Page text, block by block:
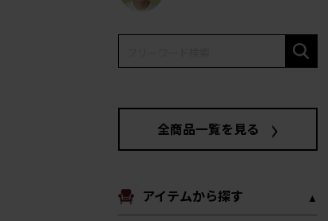
全商品一覧を見る
アイテムから探す